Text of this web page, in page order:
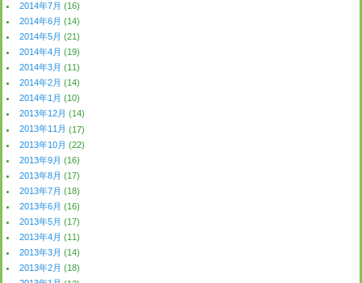
2014年7月 (16)
2014年6月 (14)
2014年5月 (21)
2014年4月 (19)
2014年3月 (11)
2014年2月 (14)
2014年1月 (10)
2013年12月 (14)
2013年11月 (17)
2013年10月 (22)
2013年9月 (16)
2013年8月 (17)
2013年7月 (18)
2013年6月 (16)
2013年5月 (17)
2013年4月 (11)
2013年3月 (14)
2013年2月 (18)